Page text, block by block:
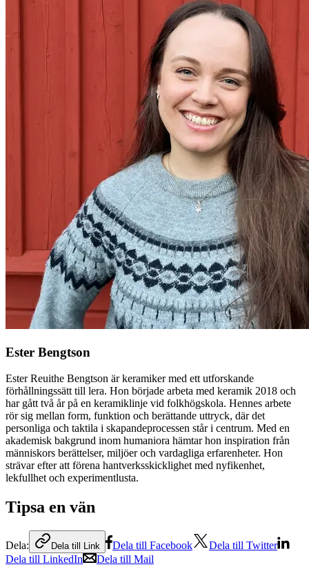
Ester Bengtson
Ester Reuithe Bengtson är keramiker med ett utforskande
förhållningssätt till lera. Hon började arbeta med keramik 2018 och
har gått två år på en keramiklinje vid folkhögskola. Hennes arbete
rör sig mellan form, funktion och berättande uttryck, där det
personliga och taktila i skapandeprocessen står i centrum. Med en
akademisk bakgrund inom humaniora hämtar hon inspiration från
människors berättelser, miljöer och vardagliga erfarenheter. Hon
strävar efter att förena hantverksskicklighet med nyfikenhet,
lekfullhet och experimentlusta.
Tipsa en vän
Dela: Dela till Link Dela till Facebook
Dela till Twitter
Dela till LinkedIn
Dela till Mail